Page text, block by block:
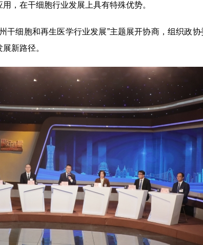
，在干细胞行业发展上具有特殊优势。
细胞和再生医学行业发展”主题展开协商，组织政
新路径。